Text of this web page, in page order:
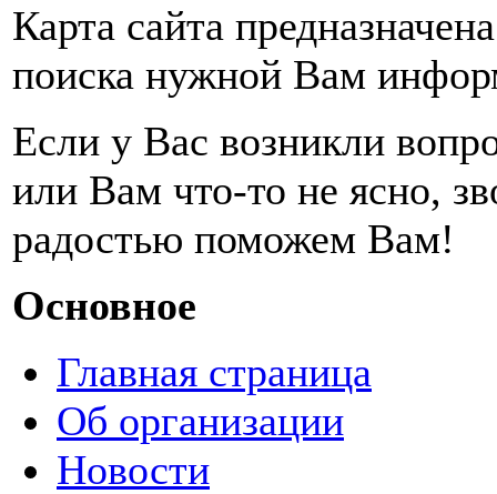
Карта сайта
поиска нужной Вам
Если у Вас возникли
или Вам что-то не ясно,
радостью поможем Вам!
Основное
Главная страница
Об организации
Новости